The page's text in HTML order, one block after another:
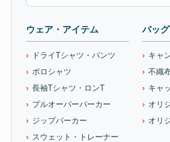
ウェア・アイテム
ドライTシャツ・パンツ
ポロシャツ
長袖Tシャツ・ロンT
プルオーバーパーカー
ジップパーカー
スウェット・トレーナー
バッ
キャ
不織
キャ
オリ
オリ